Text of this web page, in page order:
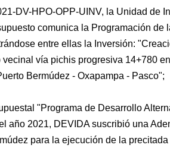
DV-HPO-OPP-UINV, la Unidad de
comunica la Programación de
entre ellas la Inversión:
vía pichis progresiva 14+780
Bermúdez - Oxapampa - Pasco";
"Programa de Desarrollo
año 2021, DEVIDA suscribió una
para la ejecución de la precitada